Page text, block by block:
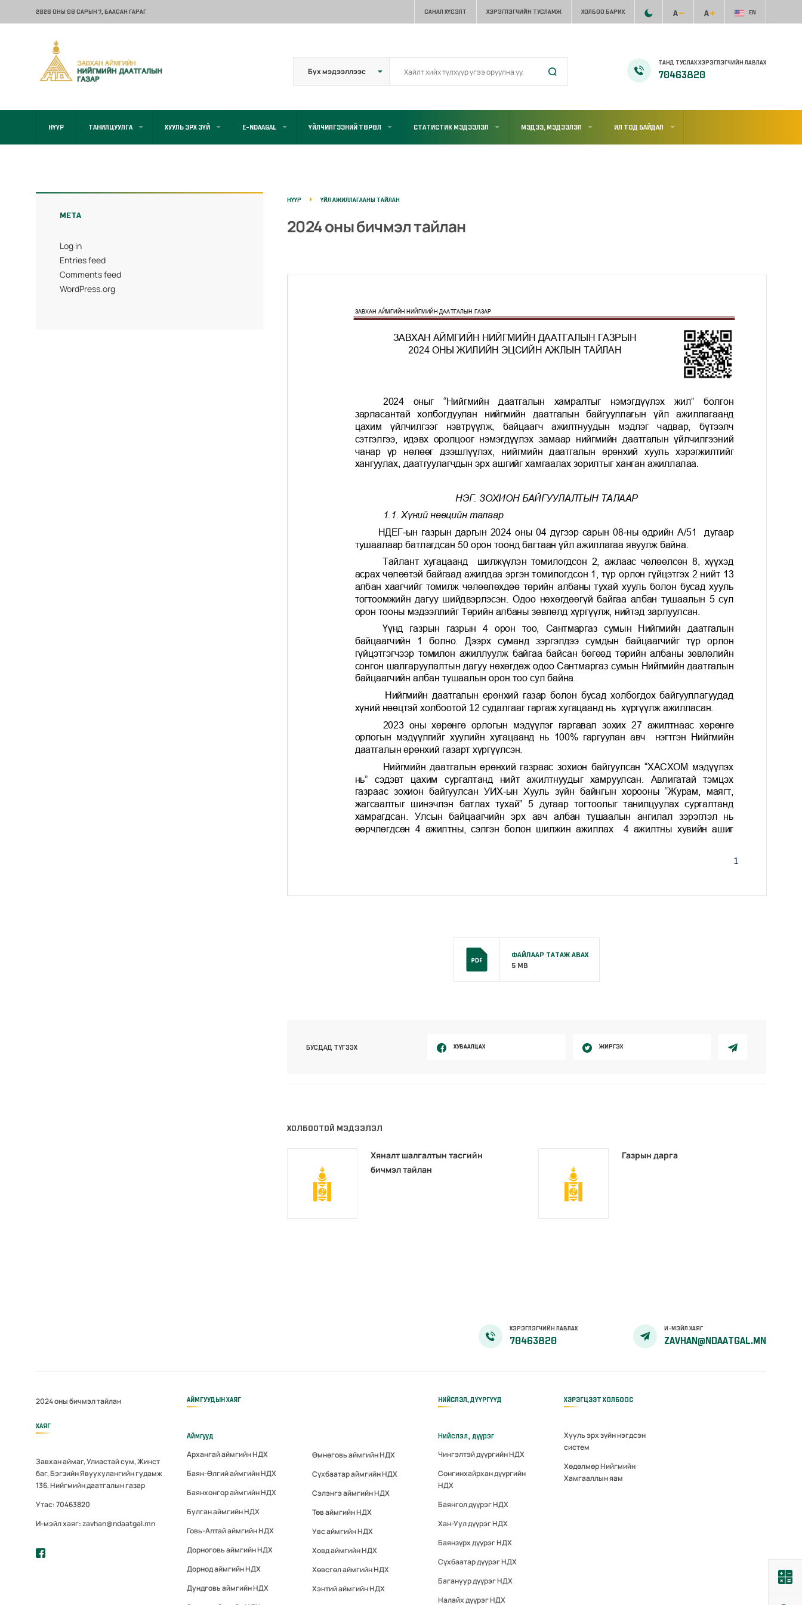
2026 ОНЫ 08 САРЫН 7, БААСАН ГАРАГ САНАЛ ХҮСЭЛТ ХЭРЭГЛЭГЧИЙН ТУСЛАМЖ ХОЛБОО БАРИХ EN
ТАНД ТУСЛАХ ХЭРЭГЛЭГЧИЙН ЛАВЛАХ
70463820
НҮҮР ТАНИЛЦУУЛГА ХУУЛЬ ЭРХ ЗҮЙ E-NDAAGAL ҮЙЛЧИЛГЭЭНИЙ ТӨРӨЛ СТАТИСТИК МЭДЭЭЛЭЛ МЭДЭЭ, МЭДЭЭЛЭЛ ИЛ ТОД БАЙДАЛ
META
Log in
Entries feed
Comments feed
WordPress.org
НҮҮР ҮЙЛ АЖИЛЛАГААНЫ ТАЙЛАН
2024 оны бичмэл тайлан
ФАЙЛААР ТАТАЖ АВАХ
5 MB
БУСДАД ТҮГЭЭХ ХУВААЛЦАХ ЖИРГЭХ
ХОЛБООТОЙ МЭДЭЭЛЭЛ
Хяналт шалгалтын тасгийн
бичмэл тайлан
Газрын дарга
ХЭРЭГЛЭГЧИЙН ЛАВЛАХ
70463820
И-МЭЙЛ ХАЯГ
ZAVHAN@NDAATGAL.MN
2024 оны бичмэл тайлан
ХАЯГ
Завхан аймаг, Улиастай сум, Жинст
баг, Бэгзийн Явуухулангийн гудамж
136, Нийгмийн даатгалын газар
Утас: 70463820
И-мэйл хаяг: zavhan@ndaatgal.mn
АЙМГУУДЫН ХАЯГ
Аймгууд
Архангай аймгийн НДХ
Баян-Өлгий аймгийн НДХ
Баянхонгор аймгийн НДХ
Булган аймгийн НДХ
Говь-Алтай аймгийн НДХ
Дорноговь аймгийн НДХ
Дорнод аймгийн НДХ
Дундговь аймгийн НДХ
Өмнөговь аймгийн НДХ
Сүхбаатар аймгийн НДХ
Сэлэнгэ аймгийн НДХ
Төв аймгийн НДХ
Увс аймгийн НДХ
Ховд аймгийн НДХ
Хөвсгөл аймгийн НДХ
Хэнтий аймгийн НДХ
НИЙСЛЭЛ, ДҮҮРГҮҮД
Нийслэл, дүүрэг
Чингэлтэй дүүргийн НДХ
Сонгинхайрхан дүүргийн
НДХ
Баянгол дүүрэг НДХ
Хан-Уул дүүрэг НДХ
Баянзүрх дүүрэг НДХ
Сүхбаатар дүүрэг НДХ
Багануур дүүрэг НДХ
Налайх дүүрэг НДХ
ХЭРЭГЦЭЭТ ХОЛБООС
Хууль эрх зүйн нэгдсэн
систем
Хөдөлмөр Нийгмийн
Хамгааллын яам